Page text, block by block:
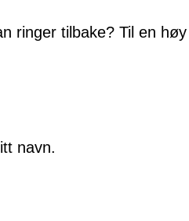
ringer tilbake? Til en
navn.